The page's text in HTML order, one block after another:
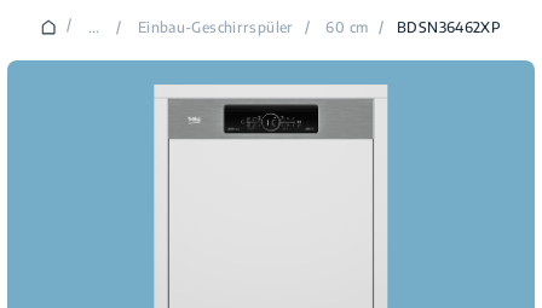
/ ... / Einbau-Geschirrspüler / 60 cm / BDSN36462XP